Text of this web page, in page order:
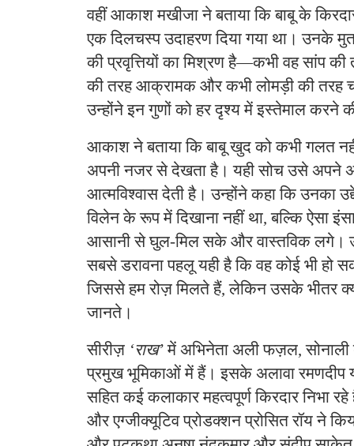
वहीं आकाश मखीजा ने बताया कि बाबू के
एक दिलचस्प उदाहरण दिया गया था। उनके
की प्रवृत्तियों का मिश्रण है—कभी वह सांप की
की तरह आक्रामक और कभी लोमड़ी की तरह
उन्होंने इन गुणों को हर दृश्य में इस्तेमाल करने
आकाश ने बताया कि बाबू खुद को कभी गलत
अपनी नजर से देखता है। यही सोच उसे अपने
आत्मविश्वास देती है। उन्होंने कहा कि उनका
विलेन के रूप में दिखाना नहीं था, बल्कि ऐसा
आसानी से घुल-मिल सके और वास्तविक लगे।
सबसे डरावना पहलू यही है कि वह कोई भी हो
जिससे हम रोज़ मिलते हैं, लेकिन उसके भीतर
जानते।
सीरीज़ ‘राख’में अभिनेता अली फज़ल,
प्रमुख भूमिकाओं में हैं। इसके अलावा रमणदीप
सहित कई कलाकार महत्वपूर्ण किरदार निभा
और एग्जीक्यूटिव प्रोडक्शन प्रोसित रॉय ने